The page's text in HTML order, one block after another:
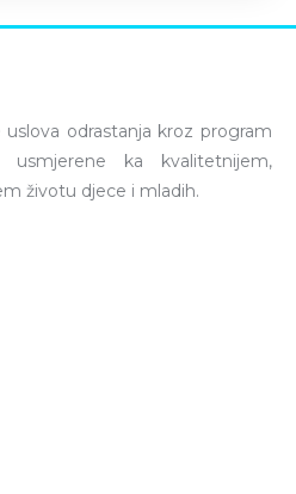
uslova odrastanja kroz program
usmjerene ka kvalitetnijem,
životu djece i mladih.